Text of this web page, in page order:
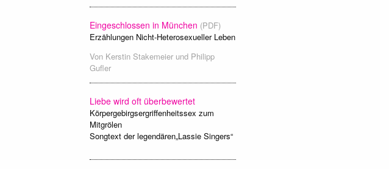
Eingeschlossen in München (PDF)
Erzählungen Nicht-Heterosexueller Leben
Von Kerstin Stakemeier und Philipp
Gufler
Liebe wird oft überbewertet
Körpergebirgsergriffenheitssex zum
Mitgrölen
Songtext der legendären„Lassie Singers“